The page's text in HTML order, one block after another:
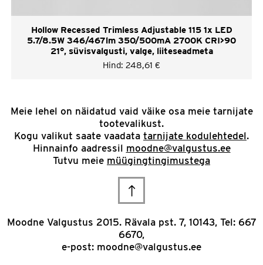
Hollow Recessed Trimless Adjustable 115 1x LED
5.7/8.5W 346/467lm 350/500mA 2700K CRI>90
21°, süvisvalgusti, valge, liiteseadmeta
Hind: 248,61 €
Meie lehel on näidatud vaid väike osa meie tarnijate
tootevalikust.
Kogu valikut saate vaadata tarnijate kodulehtedel.
Hinnainfo aadressil moodne@valgustus.ee
Tutvu meie müügingtingimustega
to
top
Moodne Valgustus 2015. Rävala pst. 7, 10143, Tel: 667
6670,
e-post: moodne@valgustus.ee